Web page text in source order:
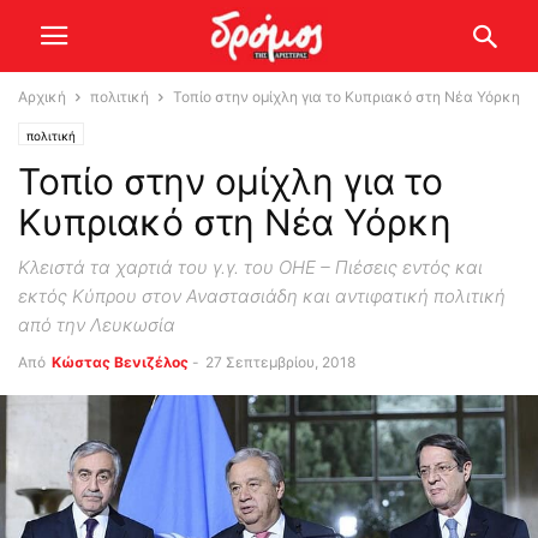
Αρχική πολιτική Τοπίο στην ομίχλη για το Κυπριακό στη Νέα Υόρκη
πολιτική
Τοπίο στην ομίχλη για το
Κυπριακό στη Νέα Υόρκη
Κλειστά τα χαρτιά του γ.γ. του ΟΗΕ – Πιέσεις εντός και
εκτός Κύπρου στον Αναστασιάδη και αντιφατική πολιτική
από την Λευκωσία
Από Κώστας Βενιζέλος - 27 Σεπτεμβρίου, 2018